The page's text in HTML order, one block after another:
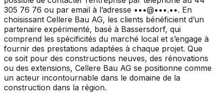
305 76 76 ou par email à l’adresse •••@•••.••. En
choisissant Cellere Bau AG, les clients bénéficient d’un
partenaire expérimenté, basé à Bassersdorf, qui
comprend les spécificités du marché local et s’engage à
fournir des prestations adaptées à chaque projet. Que
ce soit pour des constructions neuves, des rénovations
ou des extensions, Cellere Bau AG se positionne comme
un acteur incontournable dans le domaine de la
construction dans la région.